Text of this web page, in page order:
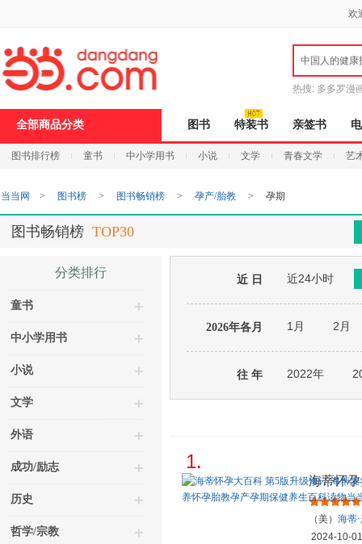
欢
中国人的健康
热搜: 多多罗漫
全部商品分类 图书 特装书 亲签书
图书排行榜 童书 中小学用书 小说 文学 青春文学 艺
打
开
无
障
页
加
当当网 > 图书榜 > 图书畅销榜 > 孕产/胎教 > 孕期
图书畅销榜 TOP30
分类排行
童书
中小学用书
小说
文学
外语
成功/励志
历史
哲学/宗教
近 日 近24小时
2026年各月 1月 2月
往 年 2022年
1.
海蒂怀
夫 孕期
（美） 海蒂
2024-10-01